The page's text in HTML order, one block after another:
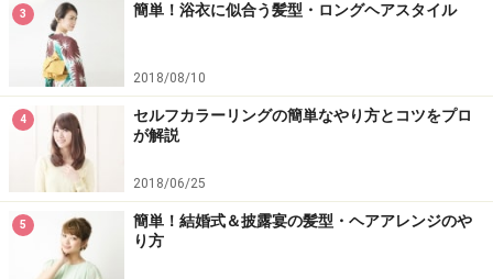
3 簡単！浴衣に似合う髪型・ロングヘアスタイル
2018/08/10
4
セルフカラーリングの簡単なやり方とコツをプロ
が解説
2018/06/25
5
簡単！結婚式＆披露宴の髪型・ヘアアレンジのや
り方